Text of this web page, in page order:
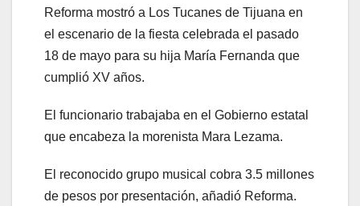
Reforma mostró a Los Tucanes de Tijuana en
el escenario de la fiesta celebrada el pasado
18 de mayo para su hija María Fernanda que
cumplió XV años.
El funcionario trabajaba en el Gobierno estatal
que encabeza la morenista Mara Lezama.
El reconocido grupo musical cobra 3.5 millones
de pesos por presentación, añadió Reforma.